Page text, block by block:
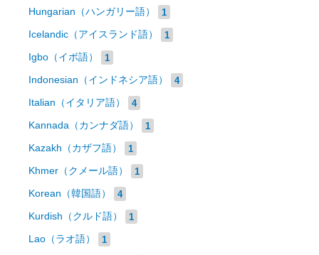
Hungarian（ハンガリー語） 1
Icelandic（アイスランド語） 1
Igbo（イボ語） 1
Indonesian（インドネシア語） 4
Italian（イタリア語） 4
Kannada（カンナダ語） 1
Kazakh（カザフ語） 1
Khmer（クメール語） 1
Korean（韓国語） 4
Kurdish（クルド語） 1
Lao（ラオ語） 1